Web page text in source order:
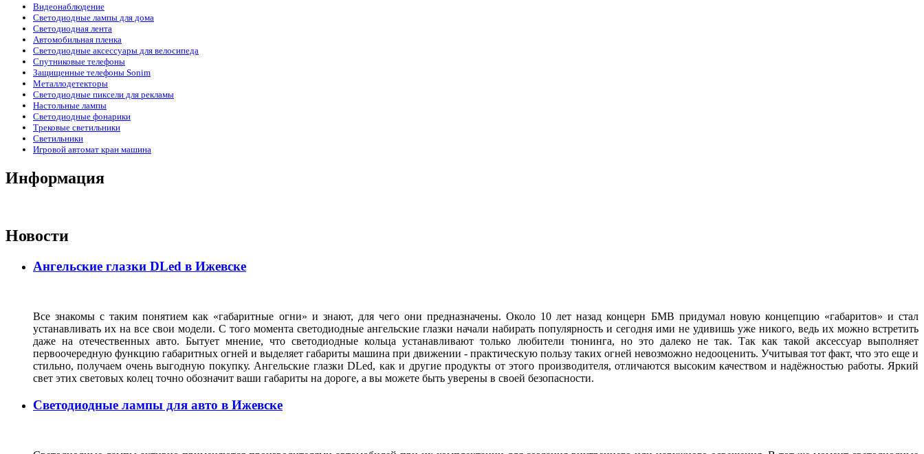
Видеонаблюдение
Светодиодные лампы для дома
Светодиодная лента
Автомобильная пленка
Светодиодные аксессуары для велосипеда
Спутниковые телефоны
Защищенные телефоны Sonim
Металлодетекторы
Светодиодные пиксели для рекламы
Настольные лампы
Светодиодные фонарики
Трековые светильники
Светильники
Игровой автомат кран машина
Информация
Новости
Ангельские глазки DLed в Ижевске
Все знакомы с таким понятием как «габаритные огни» и знают, для чего они предназначены. Около 10 лет назад концерн БМВ придумал новую концепцию «габаритов» и стал
устанавливать их на все свои модели. С того момента светодиодные ангельские глазки начали набирать популярность и сегодня ими не удивишь уже никого, ведь их можно встретить
даже на отечественных авто. Бытует мнение, что светодиодные кольца устанавливают только любители тюнинга, но это далеко не так. Так как такой аксессуар выполняет
первоочередную функцию габаритных огней и выделяет габариты машина при движении - практическую пользу таких огней невозможно недооценить. Учитывая тот факт, что это еще и
стильно, получаем очень выгодную покупку. Ангельские глазки DLed, как и другие продукты от этого производителя, отличаются высоким качеством и надёжностью работы. Яркий
свет этих световых колец точно обозначит ваши габариты на дороге, а вы можете быть уверены в своей безопасности.
Светодиодные лампы для авто в Ижевске